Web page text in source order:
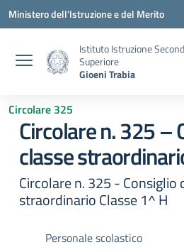
Vai ai contenuti
Vai al menu di navigazione
Vai al footer
Ministero dell'Istruzione e del Merito
Istituto Istruzione
Superiore
Gioeni Trabia
Circolare 325
Circolare n. 325 –
classe
Circolare n. 325 - Consiglio
straordinario Classe 1^ H
Personale scolastico